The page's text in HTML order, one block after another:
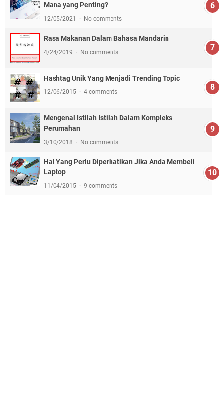
Mana yang Penting?
12/05/2021 No comments
Rasa Makanan Dalam Bahasa Mandarin
4/24/2019 No comments
Hashtag Unik Yang Menjadi Trending Topic
12/06/2015 4 comments
Mengenal Istilah Istilah Dalam Kompleks
Perumahan
3/10/2018 No comments
Hal Yang Perlu Diperhatikan Jika Anda Membeli
Laptop
11/04/2015 9 comments